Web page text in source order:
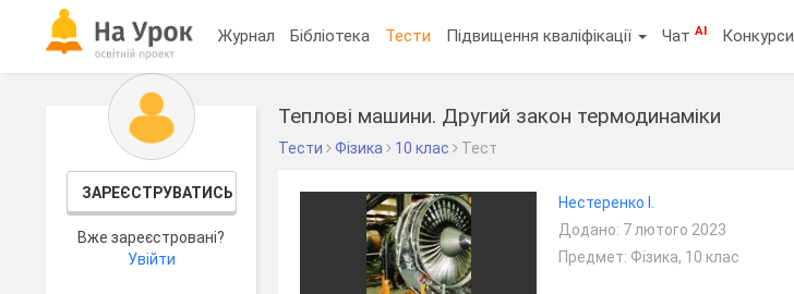
Журнал Бібліотека Тести Підвищення кваліфікації ЧатAI Конкурси
ЗАРЕЄСТРУВАТИСЬ
Вже зареєстровані?
Увійти
Теплові машини. Другий закон термодинаміки
Тести Фізика 10 клас Тест
Нестеренко І.
Додано: 7 лютого 2023
Предмет: Фізика, 10 клас